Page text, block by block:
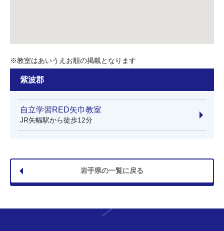
※教室はあいうえお順の掲載となります
紫波郡
自立学習RED矢巾教室
JR矢幅駅から徒歩12分
岩手県の一覧に戻る